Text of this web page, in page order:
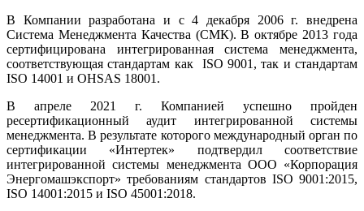
В Компании разработана и с 4 декабря 2006 г. внедрена
Система Менеджмента Качества (СМК). В октябре 2013 года
сертифицирована интегрированная система менеджмента,
соответствующая стандартам как ISO 9001, так и стандартам
ISO 14001 и OHSAS 18001.
В апреле 2021 г. Компанией успешно пройден
ресертификационный аудит интегрированной системы
менеджмента. В результате которого международный орган по
сертификации «Интертек» подтвердил соответствие
интегрированной системы менеджмента ООО «Корпорация
Энергомашэкспорт» требованиям стандартов ISO 9001:2015,
ISO 14001:2015 и ISO 45001:2018.